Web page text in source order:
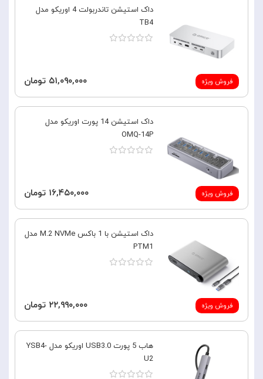
فروش ویژه
داک استیشن تاندربولت 4 اوریکو مدل
TB4
۵۱,۰۹۰,۰۰۰ تومان
فروش ویژه
داک استیشن 14 پورت اوریکو مدل
OMQ-14P
۱۶,۴۵۰,۰۰۰ تومان
فروش ویژه
داک استیشن با 1 باکس M.2 NVMe مدل
PTM1
۲۲,۹۹۰,۰۰۰ تومان
هاب 5 پورت USB3.0 اوریکو مدل YSB4-
U2